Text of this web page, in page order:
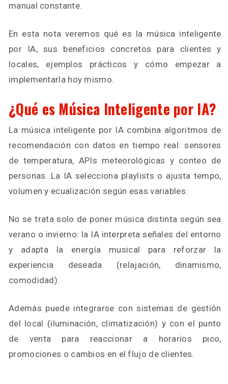
manual constante.
En esta nota veremos qué es la música inteligente
por IA, sus beneficios concretos para clientes y
locales, ejemplos prácticos y cómo empezar a
implementarla hoy mismo.
¿Qué es Música Inteligente por IA?
La música inteligente por IA combina algoritmos de
recomendación con datos en tiempo real: sensores
de temperatura, APIs meteorológicas y conteo de
personas. La IA selecciona playlists o ajusta tempo,
volumen y ecualización según esas variables.
No se trata solo de poner música distinta según sea
verano o invierno: la IA interpreta señales del entorno
y adapta la energía musical para reforzar la
experiencia deseada (relajación, dinamismo,
comodidad).
Además puede integrarse con sistemas de gestión
del local (iluminación, climatización) y con el punto
de venta para reaccionar a horarios pico,
promociones o cambios en el flujo de clientes.